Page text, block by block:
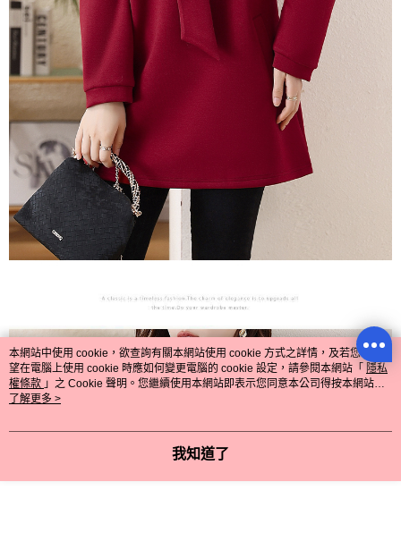
本網站中使用 cookie，欲查詢有關本網站使用 cookie 方式之詳情，及若您不希
望在電腦上使用 cookie 時應如何變更電腦的 cookie 設定，請參閱本網站「 隱私
權條款 」之 Cookie 聲明。您繼續使用本網站即表示您同意本公司得按本網站使
用條款之 Cookie 聲明使用 cookie。
了解更多 >
我知道了